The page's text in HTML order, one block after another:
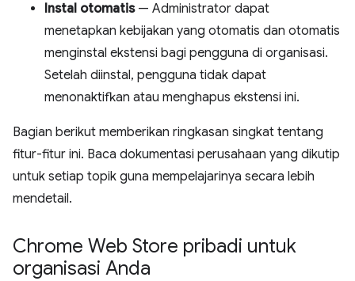
Instal otomatis— Administrator dapat
menetapkan kebijakan yang otomatis dan otomatis
menginstal ekstensi bagi pengguna di organisasi.
Setelah diinstal, pengguna tidak dapat
menonaktifkan atau menghapus ekstensi ini.
Bagian berikut memberikan ringkasan singkat tentang
fitur-fitur ini. Baca dokumentasi perusahaan yang dikutip
untuk setiap topik guna mempelajarinya secara lebih
mendetail.
Chrome Web Store pribadi untuk
organisasi Anda